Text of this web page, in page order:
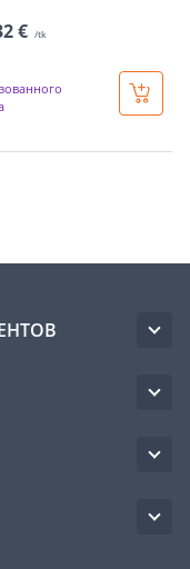
€ /tk